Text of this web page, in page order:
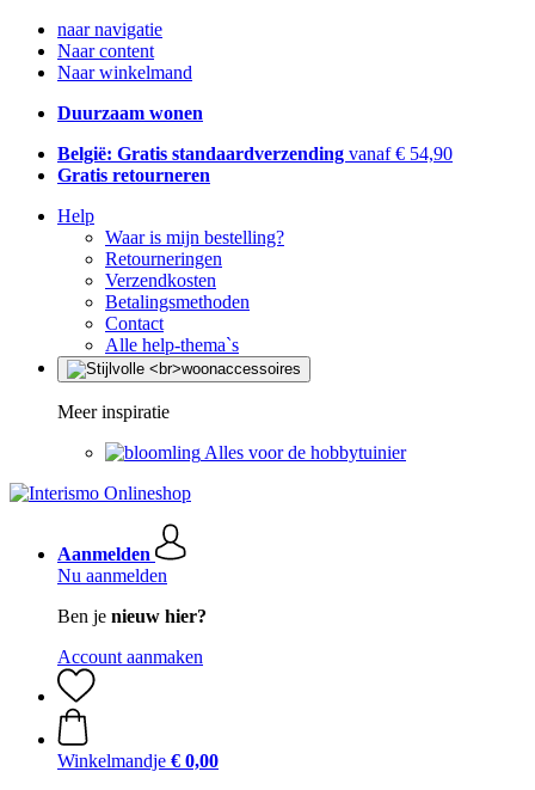
naar navigatie
Naar content
Naar winkelmand
Duurzaam wonen
België: Gratis standaardverzending vanaf € 54,90
Gratis retourneren
Help
Waar is mijn bestelling?
Retourneringen
Verzendkosten
Betalingsmethoden
Contact
Alle help-thema`s
Meer inspiratie
Alles voor de hobbytuinier
Aanmelden
Nu aanmelden
Ben je nieuw hier?
Account aanmaken
Winkelmandje € 0,00